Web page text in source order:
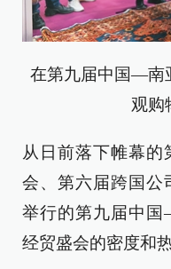
在第九届中国—南
观购
从日前落下帷幕
会、第六届跨国公
举行的第九届中
经贸盛会的密度和